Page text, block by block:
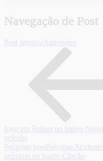
Navegação de Post
Post anterior Anteriores
fogo em ônibus no bairro
veículo
Próximo post Próximo
próximo ao bairro Cincão